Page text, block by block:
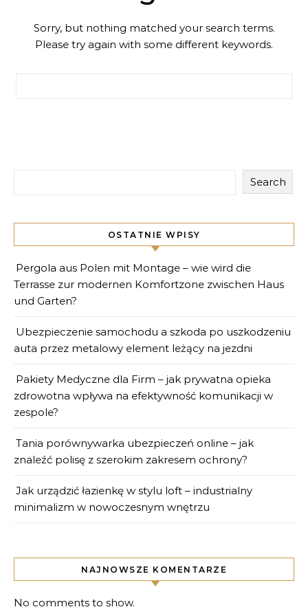
Sorry, but nothing matched your search terms.
Please try again with some different keywords.
Search
OSTATNIE WPISY
Pergola aus Polen mit Montage – wie wird die
Terrasse zur modernen Komfortzone zwischen Haus
und Garten?
Ubezpieczenie samochodu a szkoda po uszkodzeniu
auta przez metalowy element leżący na jezdni
Pakiety Medyczne dla Firm – jak prywatna opieka
zdrowotna wpływa na efektywność komunikacji w
zespole?
Tania porównywarka ubezpieczeń online – jak
znaleźć polisę z szerokim zakresem ochrony?
Jak urządzić łazienkę w stylu loft – industrialny
minimalizm w nowoczesnym wnętrzu
NAJNOWSZE KOMENTARZE
No comments to show.